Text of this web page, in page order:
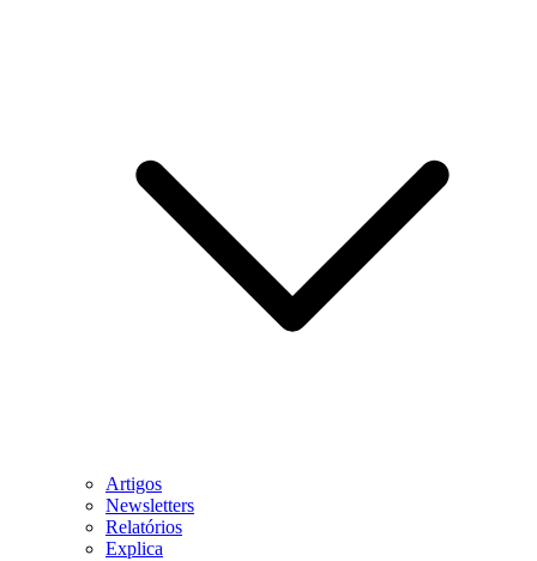
Artigos
Newsletters
Relatórios
Explica